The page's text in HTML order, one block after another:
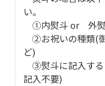
い。
①内熨斗 or 外
②お祝いの種類(
ど)
③熨斗に記入する
記入不要)